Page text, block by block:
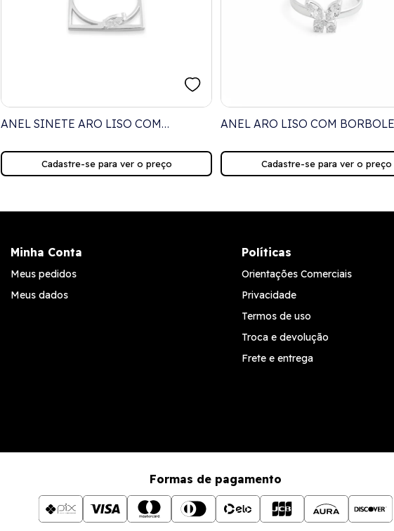
ANEL SINETE ARO LISO COM
Cadastre-se para ver o preço
ANEL ARO LISO COM
Cadastre-se para ver o preço
Minha Conta
Meus pedidos
Meus dados
Políticas
Orientações Comerciais
Privacidade
Termos de uso
Troca e devolução
Frete e entrega
Formas de pagamento